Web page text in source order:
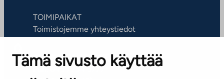
Tämä sivusto käyttää
TOIMIPAIKAT
Toimistojemme yhteystiedot
ASIAKASPALVELUKESKUS
Puh. 045 7734 3777